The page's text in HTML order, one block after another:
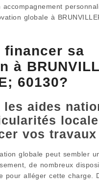
accompagnement
globale à
financer sa
à
60130?
les aides
vos travaux
globale peut sembler
de nombreux
pour alléger cette charge.